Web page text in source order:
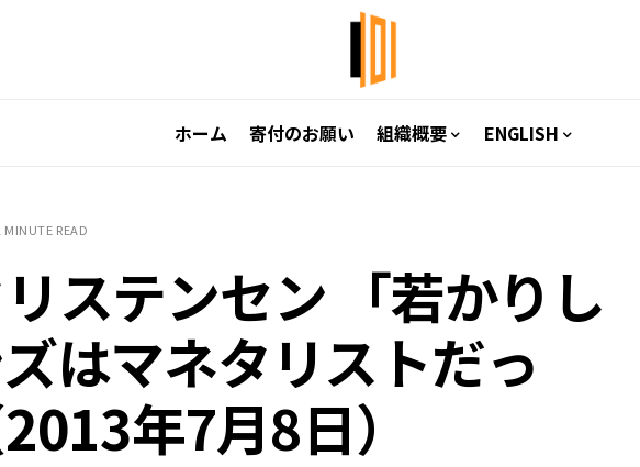
ホーム 寄付のお願い 組織概要 ENGLISH
MINUTE READ
ステンセン 「若かりし
はマネタリストだっ
年7月8日）